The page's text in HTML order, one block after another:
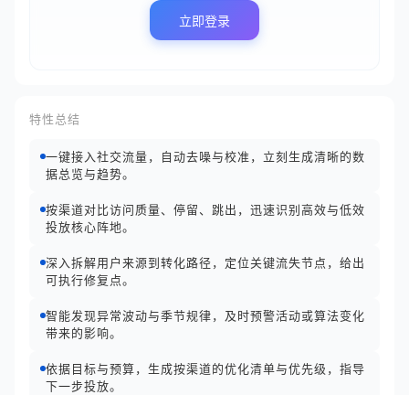
立即登录
特性总结
一键接入社交流量，自动去噪与校准，立刻生成清晰的数
据总览与趋势。
按渠道对比访问质量、停留、跳出，迅速识别高效与低效
投放核心阵地。
深入拆解用户来源到转化路径，定位关键流失节点，给出
可执行修复点。
智能发现异常波动与季节规律，及时预警活动或算法变化
带来的影响。
依据目标与预算，生成按渠道的优化清单与优先级，指导
下一步投放。